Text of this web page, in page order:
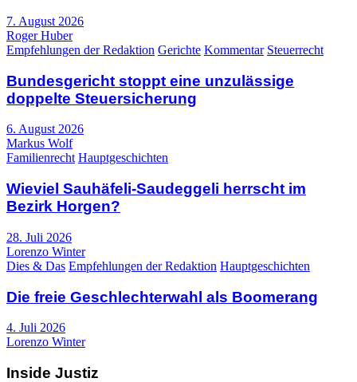
7. August 2026
Roger Huber
Empfehlungen der Redaktion Gerichte Kommentar Steuerrecht
Bundesgericht stoppt eine unzulässige
doppelte Steuersicherung
6. August 2026
Markus Wolf
Familienrecht Hauptgeschichten
Wieviel Sauhäfeli-Saudeggeli herrscht im
Bezirk Horgen?
28. Juli 2026
Lorenzo Winter
Dies & Das Empfehlungen der Redaktion Hauptgeschichten
Die freie Geschlechterwahl als Boomerang
4. Juli 2026
Lorenzo Winter
Inside Justiz